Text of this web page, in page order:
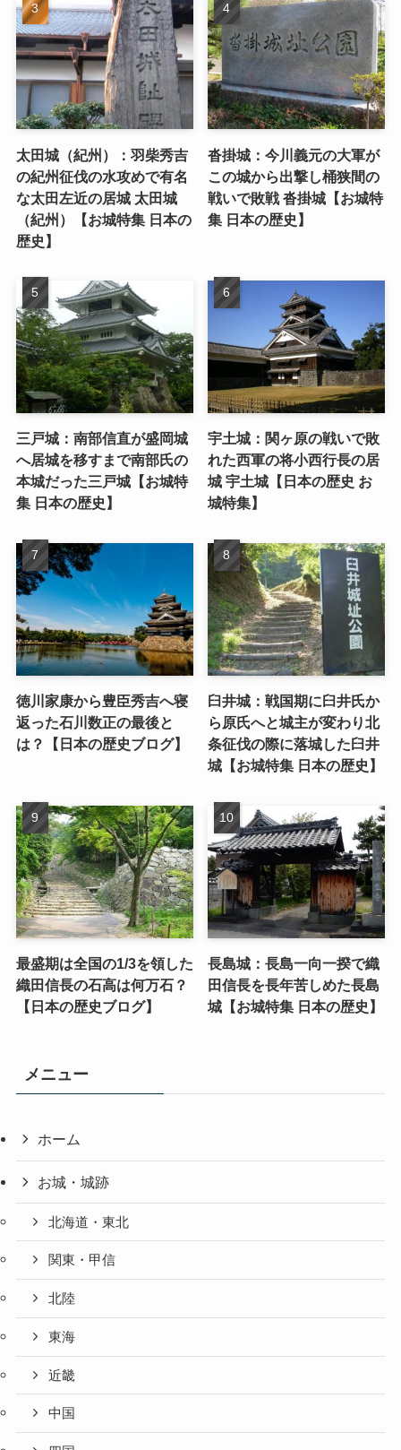
太田城（紀州）：羽柴秀吉
の紀州征伐の水攻めで有名
な太田左近の居城 太田城
（紀州）【お城特集 日本の
歴史】
沓掛城：今川義元の大軍が
この城から出撃し桶狭間の
戦いで敗戦 沓掛城【お城特
集 日本の歴史】
三戸城：南部信直が盛岡城
へ居城を移すまで南部氏の
本城だった三戸城【お城特
集 日本の歴史】
宇土城：関ヶ原の戦いで敗
れた西軍の将小西行長の居
城 宇土城【日本の歴史 お
城特集】
徳川家康から豊臣秀吉へ寝
返った石川数正の最後と
は？【日本の歴史ブログ】
臼井城：戦国期に臼井氏か
ら原氏へと城主が変わり北
条征伐の際に落城した臼井
城【お城特集 日本の歴史】
最盛期は全国の1/3を領した
織田信長の石高は何万石？
【日本の歴史ブログ】
長島城：長島一向一揆で織
田信長を長年苦しめた長島
城【お城特集 日本の歴史】
メニュー
ホーム
お城・城跡
北海道・東北
関東・甲信
北陸
東海
近畿
中国